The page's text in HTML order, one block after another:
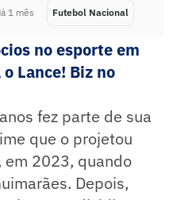
1 mês Futebol Nacional
no esporte em
Lance! Biz no
fez parte de sua
que o projetou
em 2023, quando
Depois,